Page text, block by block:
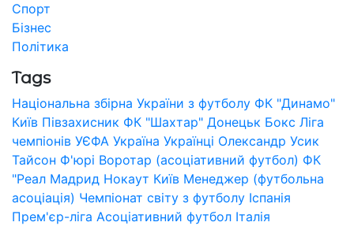
Спорт
Бізнес
Політика
Tags
Національна збірна України з футболу ФК "Динамо"
Київ Півзахисник ФК "Шахтар" Донецьк Бокс Ліга
чемпіонів УЄФА Україна Українці Олександр Усик
Тайсон Ф'юрі Воротар (асоціативний футбол) ФК
"Реал Мадрид Нокаут Київ Менеджер (футбольна
асоціація) Чемпіонат світу з футболу Іспанія
Прем'єр-ліга Асоціативний футбол Італія